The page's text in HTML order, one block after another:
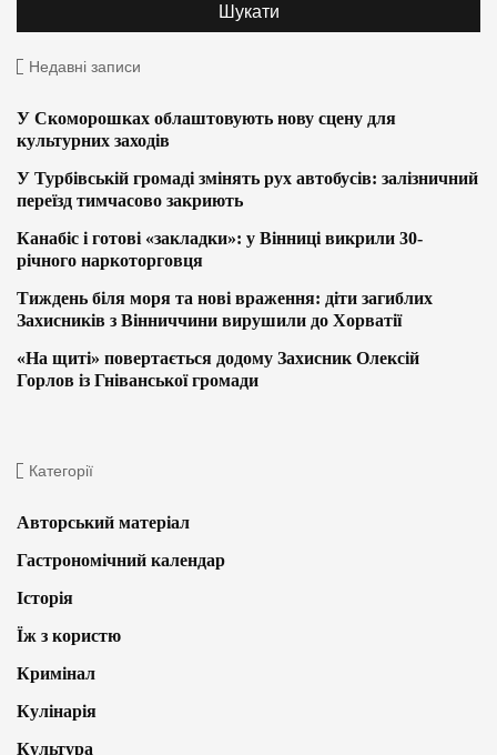
Недавні записи
У Скоморошках облаштовують нову сцену для
культурних заходів
У Турбівській громаді змінять рух автобусів: залізничний
переїзд тимчасово закриють
Канабіс і готові «закладки»: у Вінниці викрили 30-
річного наркоторговця
Тиждень біля моря та нові враження: діти загиблих
Захисників з Вінниччини вирушили до Хорватії
«На щиті» повертається додому Захисник Олексій
Горлов із Гніванської громади
Категорії
Авторський матеріал
Гастрономічний календар
Історія
Їж з користю
Кримінал
Кулінарія
Культура